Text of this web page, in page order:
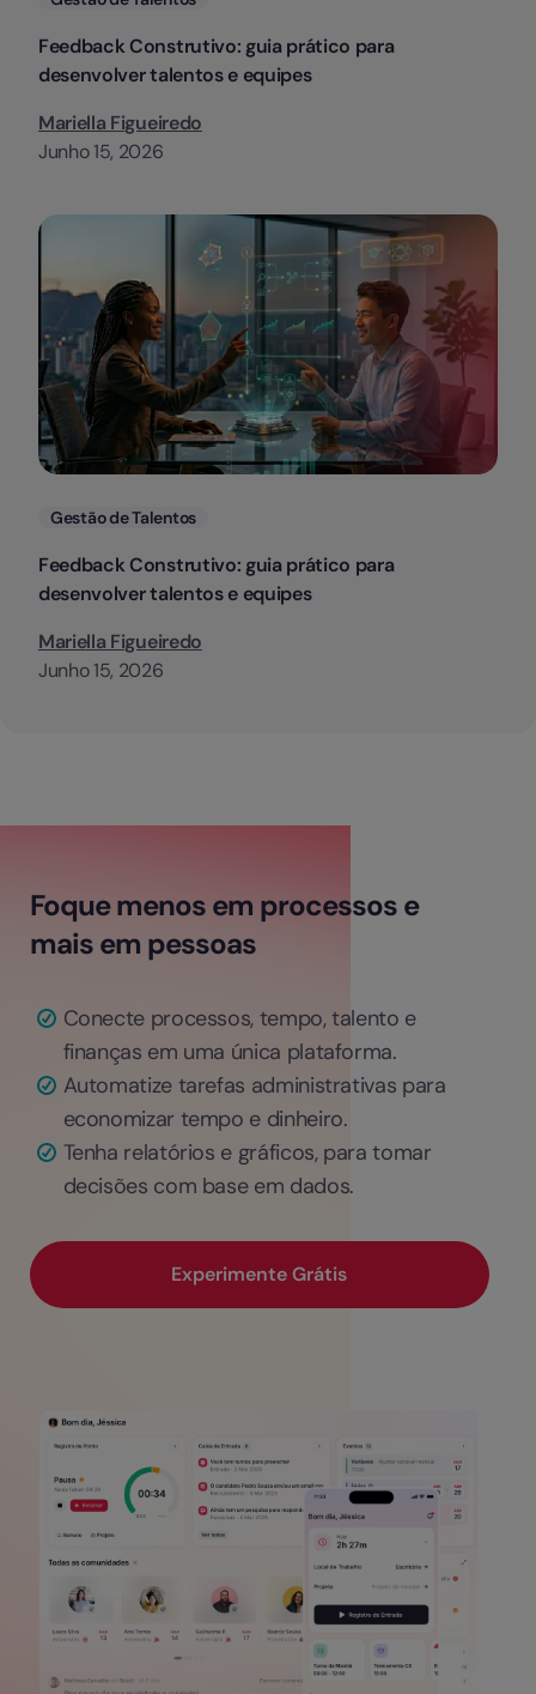
Feedback Construtivo: guia prático para
desenvolver talentos e equipes
Mariella Figueiredo
Junho 15, 2026
Categorias
Gestão de Talentos
Feedback Construtivo: guia prático para
desenvolver talentos e equipes
Mariella Figueiredo
Junho 15, 2026
Foque menos em processos e
mais em pessoas
Conecte processos, tempo, talento e
finanças em uma única plataforma.
Automatize tarefas administrativas para
economizar tempo e dinheiro.
Tenha relatórios e gráficos, para tomar
decisões com base em dados.
Experimente Grátis